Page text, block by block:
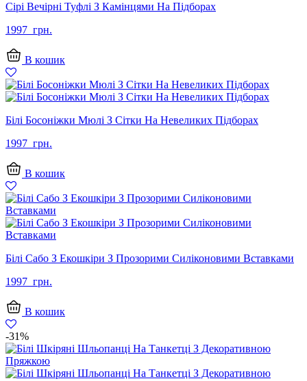
Сірі Вечірні Туфлі З Камінцями На Підборах
1997 грн.
В кошик
Білі Босоніжки Мюлі З Сітки На Невеликих Підборах
1997 грн.
В кошик
Білі Сабо З Екошкіри З Прозорими Силіконовими Вставками
1997 грн.
В кошик
-31%